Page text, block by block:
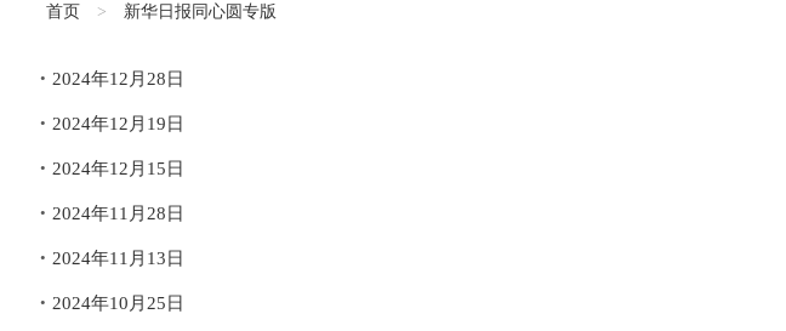
首页 > 新华日报同心圆专版
2024年12月28日
2024年12月19日
2024年12月15日
2024年11月28日
2024年11月13日
2024年10月25日